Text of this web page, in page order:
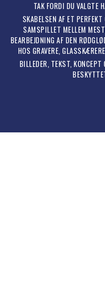
TAK FORDI DU VALGTE
SKABELSEN AF ET
SAMSPILLET MELLEM
BEARBEJDNING AF DEN
HOS GRAVERE,
BILLEDER, TEKST, KONCEPT